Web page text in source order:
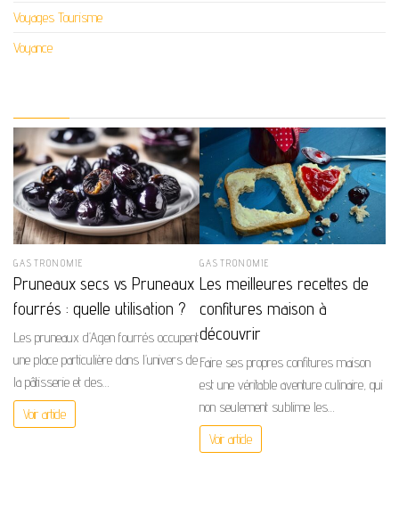
Voyages Tourisme
Voyance
GASTRONOMIE
Pruneaux secs vs Pruneaux
fourrés : quelle utilisation ?
Les pruneaux d’Agen fourrés occupent
une place particulière dans l’univers de
la pâtisserie et des…
Voir article
GASTRONOMIE
Les meilleures recettes de
confitures maison à
découvrir
Faire ses propres confitures maison
est une véritable aventure culinaire, qui
non seulement sublime les…
Voir article